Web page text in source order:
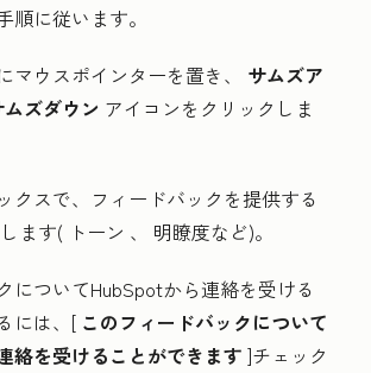
順に従います。
マウスポインターを置き、 サムズア
ムズダウン アイコンをクリックしま
クスで、フィードバックを提供する
ます( トーン 、 明瞭度など)。
についてHubSpotから連絡を受ける
には、[ このフィードバックについて
絡を受けることができます ]チェック